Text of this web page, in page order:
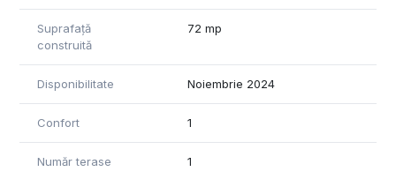
Suprafață
construită
72 mp
Disponibilitate Noiembrie 2024
Confort 1
Număr terase 1